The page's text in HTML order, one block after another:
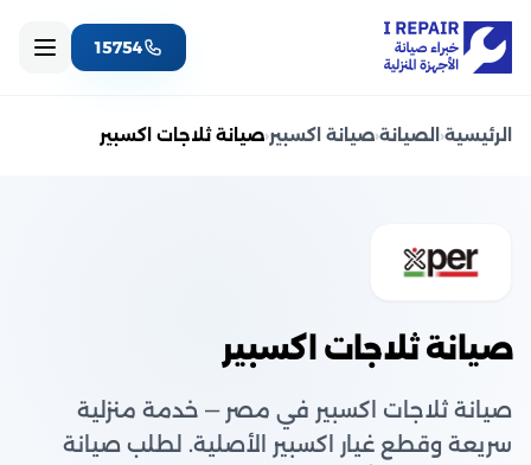
15754
الرئيسية‹ الصيانة‹صيانة اكسبير‹صيانة ثلاجات اكسبير
صيانة ثلاجات اكسبير
صيانة ثلاجات اكسبير في مصر — خدمة منزلية
سريعة وقطع غيار اكسبير الأصلية. لطلب صيانة